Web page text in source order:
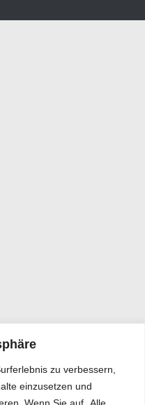
zu verbessern,
einzusetzen und
Wenn Sie auf „Alle